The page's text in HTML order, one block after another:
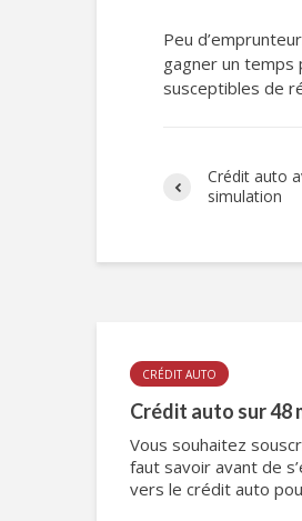
Peu
gagner un temps
susceptibles de
Crédit auto
simulation
CRÉDIT AUTO
Crédit auto sur 48
Vous souhaitez
faut savoir avant de
vers le crédit auto